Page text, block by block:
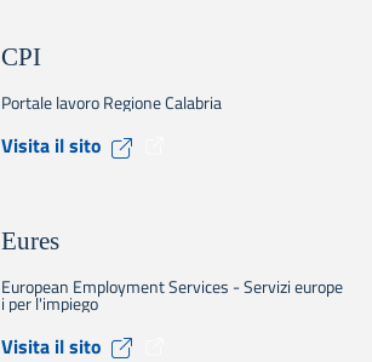
CPI
Portale lavoro Regione Calabria
Visita il sito
Eures
European Employment Services - Servizi europe
i per l'impiego
Visita il sito